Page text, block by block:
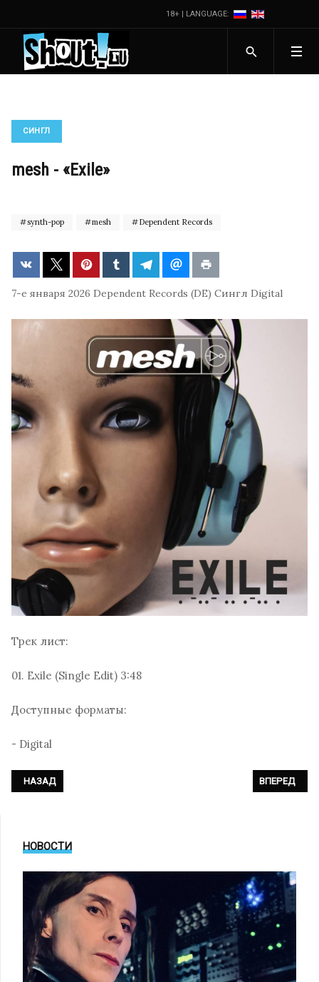
18+ | LANGUAGE:
СИНГЛ
mesh - «Exile»
synth-pop mesh Dependent Records
7-е января 2026 Dependent Records (DE) Сингл Digital
Трек лист:
01. Exile (Single Edit) 3:48
Доступные форматы:
- Digital
ПРЕДЫДУЩИЙ: UNHEILIG - «SPIEGEL»
НАЗАД СЛЕДУЮЩИЙ:
ВПЕРЕД
НОВОСТИ